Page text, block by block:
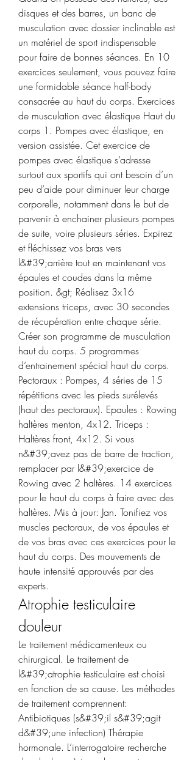
disques et des barres, un banc de
musculation avec dossier inclinable est
un matériel de sport indispensable
pour faire de bonnes séances. En 10
exercices seulement, vous pouvez faire
une formidable séance half-body
consacrée au haut du corps. Exercices
de musculation avec élastique Haut du
corps 1. Pompes avec élastique, en
version assistée. Cet exercice de
pompes avec élastique s’adresse
surtout aux sportifs qui ont besoin d’un
peu d’aide pour diminuer leur charge
corporelle, notamment dans le but de
parvenir à enchainer plusieurs pompes
de suite, voire plusieurs séries. Expirez
et fléchissez vos bras vers
l&#39;arrière tout en maintenant vos
épaules et coudes dans la même
position. &gt; Réalisez 3x16
extensions triceps, avec 30 secondes
de récupération entre chaque série.
Créer son programme de musculation
haut du corps. 5 programmes
d’entrainement spécial haut du corps.
Pectoraux : Pompes, 4 séries de 15
répétitions avec les pieds surélevés
(haut des pectoraux). Epaules : Rowing
haltères menton, 4x12. Triceps :
Haltères front, 4x12. Si vous
n&#39;avez pas de barre de traction,
remplacer par l&#39;exercice de
Rowing avec 2 haltères. 14 exercices
pour le haut du corps à faire avec des
haltères. Mis à jour: Jan. Tonifiez vos
muscles pectoraux, de vos épaules et
de vos bras avec ces exercices pour le
haut du corps. Des mouvements de
haute intensité approuvés par des
experts.
Atrophie testiculaire
douleur
Le traitement médicamenteux ou
chirurgical. Le traitement de
l&#39;atrophie testiculaire est choisi
en fonction de sa cause. Les méthodes
de traitement comprennent:
Antibiotiques (s&#39;il s&#39;agit
d&#39;une infection) Thérapie
hormonale. L’interrogatoire recherche